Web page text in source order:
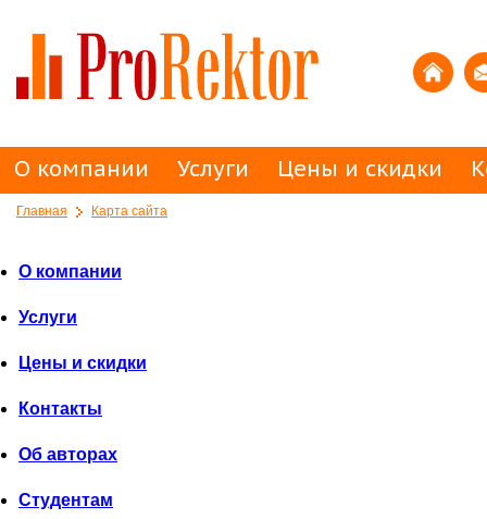
О компании Услуги Цены и скидки
Главная Карта сайта
О компании
Услуги
Цены и скидки
Контакты
Об авторах
Студентам